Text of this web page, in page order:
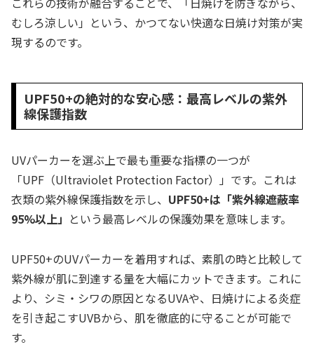
むしろ涼しい」という、かつてない快適な日焼け対策が実
現するのです。
UPF50+の絶対的な安心感：最高レベルの紫外
線保護指数
UVパーカーを選ぶ上で最も重要な指標の一つが
「UPF（Ultraviolet Protection Factor）」です。これは
衣類の紫外線保護指数を示し、 UPF50+は「紫外線遮蔽率
95%以上」 という最高レベルの保護効果を意味します。
UPF50+のUVパーカーを着用すれば、素肌の時と比較して
紫外線が肌に到達する量を大幅にカットできます。これに
より、シミ・シワの原因となるUVAや、日焼けによる炎症
を引き起こすUVBから、肌を徹底的に守ることが可能で
す。